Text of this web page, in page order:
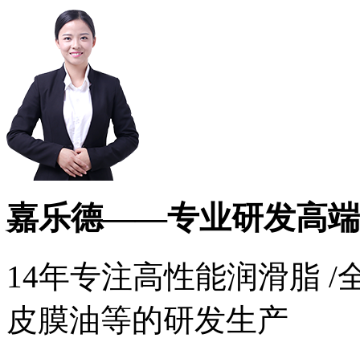
嘉乐德——专业研发高
14年专注高性能润滑脂 /
皮膜油等的研发生产